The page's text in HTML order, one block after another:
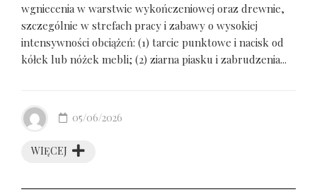
wgniecenia w warstwie wykończeniowej oraz drewnie,
szczególnie w strefach pracy i zabawy o wysokiej
intensywności obciążeń: (1) tarcie punktowe i nacisk od
kółek lub nóżek mebli; (2) ziarna piasku i zabrudzenia...
WIĘCEJ
05/06/2026